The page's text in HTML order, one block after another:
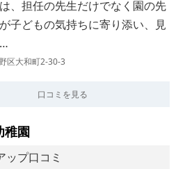
、担任の先生だけでなく園の先
子どもの気持ちに寄り添い、見
区大和町2-30-3
口コミを見る
稚園
ップ口コミ